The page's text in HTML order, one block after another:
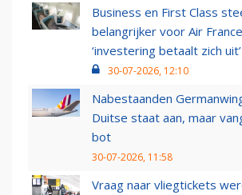
Business en First Class
belangrijker voor Air
‘investering betaalt zich uit’
30-07-2026, 12:10
Nabestaanden
Duitse staat aan, maar
bot
30-07-2026, 11:58
Vraag naar vliegtickets